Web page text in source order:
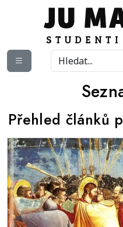
Přehled článků